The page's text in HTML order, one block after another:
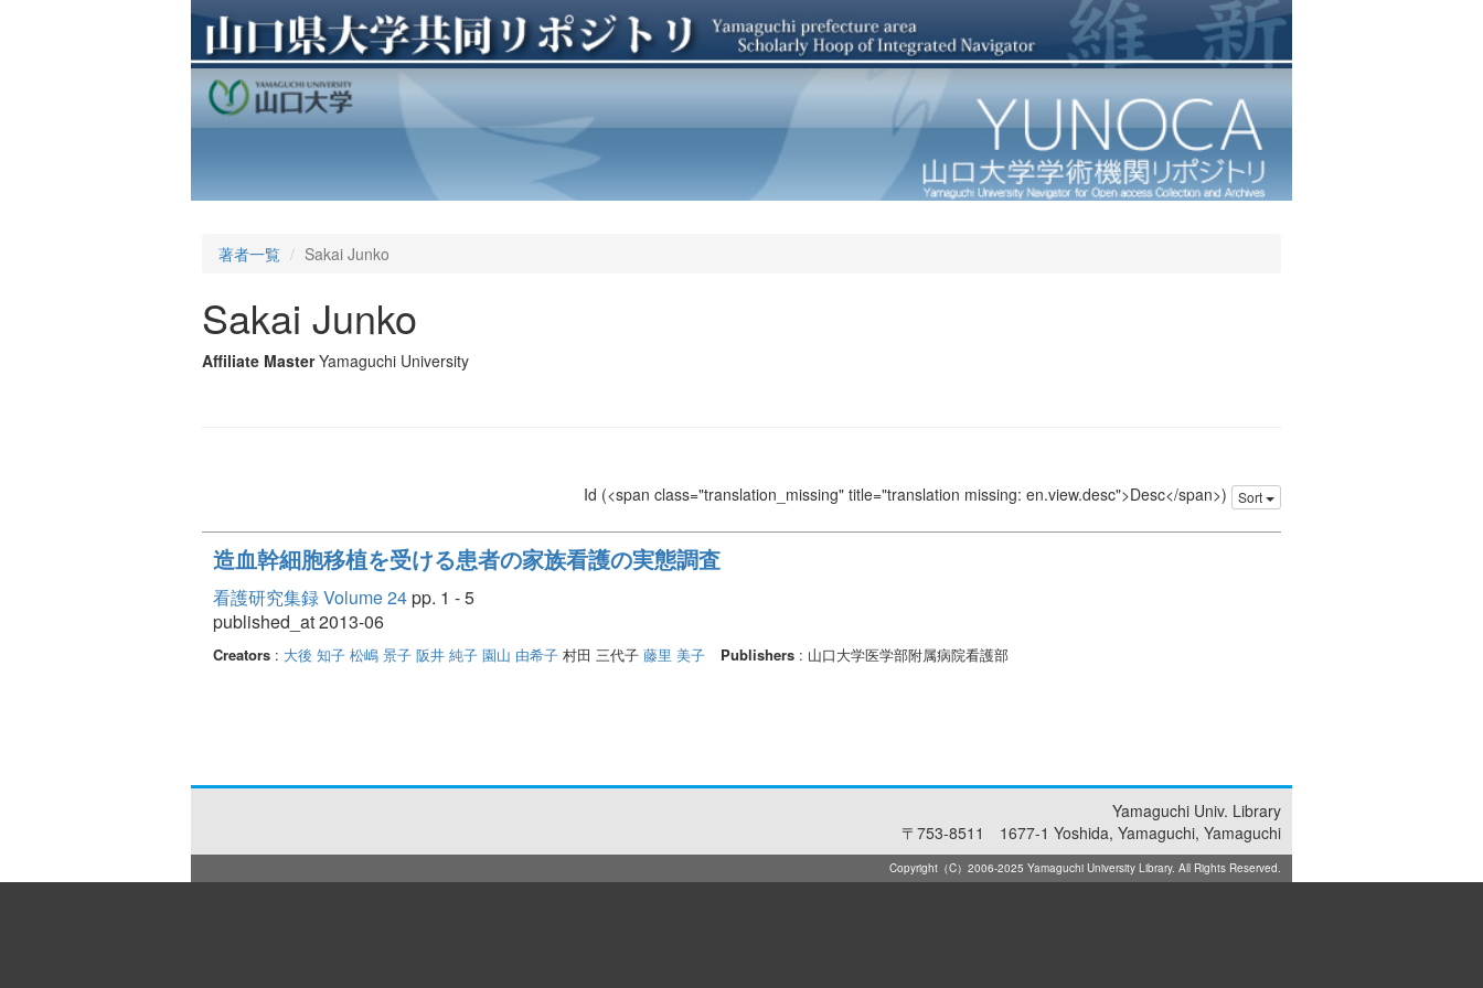
著者一覧 Sakai Junko
Sakai Junko
Affiliate Master Yamaguchi University
Id (<span class="translation_missing" title="translation missing: en.view.desc">Desc</span>) Sort
造血幹細胞移植を受ける患者の家族看護の実態調査
看護研究集録 Volume 24pp. 1 - 5
published_at 2013-06
Creators : 大後 知子 松嶋 景子 阪井 純子 園山 由希子 村田 三代子 藤里 美子 Publishers : 山口大学医学部附属病院看護部
Yamaguchi Univ. Library
〒753-8511 1677-1 Yoshida, Yamaguchi, Yamaguchi
Copyright（C）2006-2025 Yamaguchi University Library. All Rights Reserved.